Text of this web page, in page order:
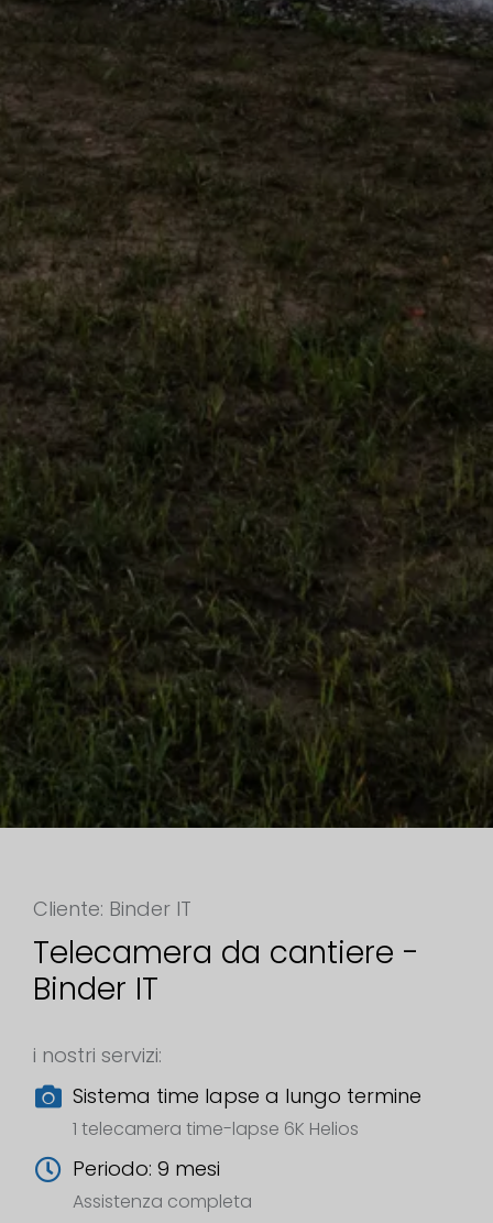
Cliente: Binder IT
Telecamera da cantiere -
Binder IT
i nostri servizi:
Sistema time lapse a lungo termine
1 telecamera time-lapse 6K Helios
Periodo: 9 mesi
Assistenza completa